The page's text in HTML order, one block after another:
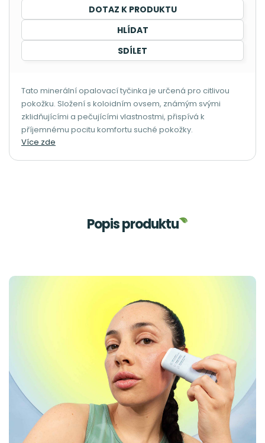
DOTAZ K PRODUKTU
HLÍDAT
SDÍLET
Tato minerální opalovací tyčinka je určená pro citlivou
pokožku. Složení s koloidním ovsem, známým svými
zklidňujícími a pečujícími vlastnostmi, přispívá k
příjemnému pocitu komfortu suché pokožky.
Více zde
Popis produktu